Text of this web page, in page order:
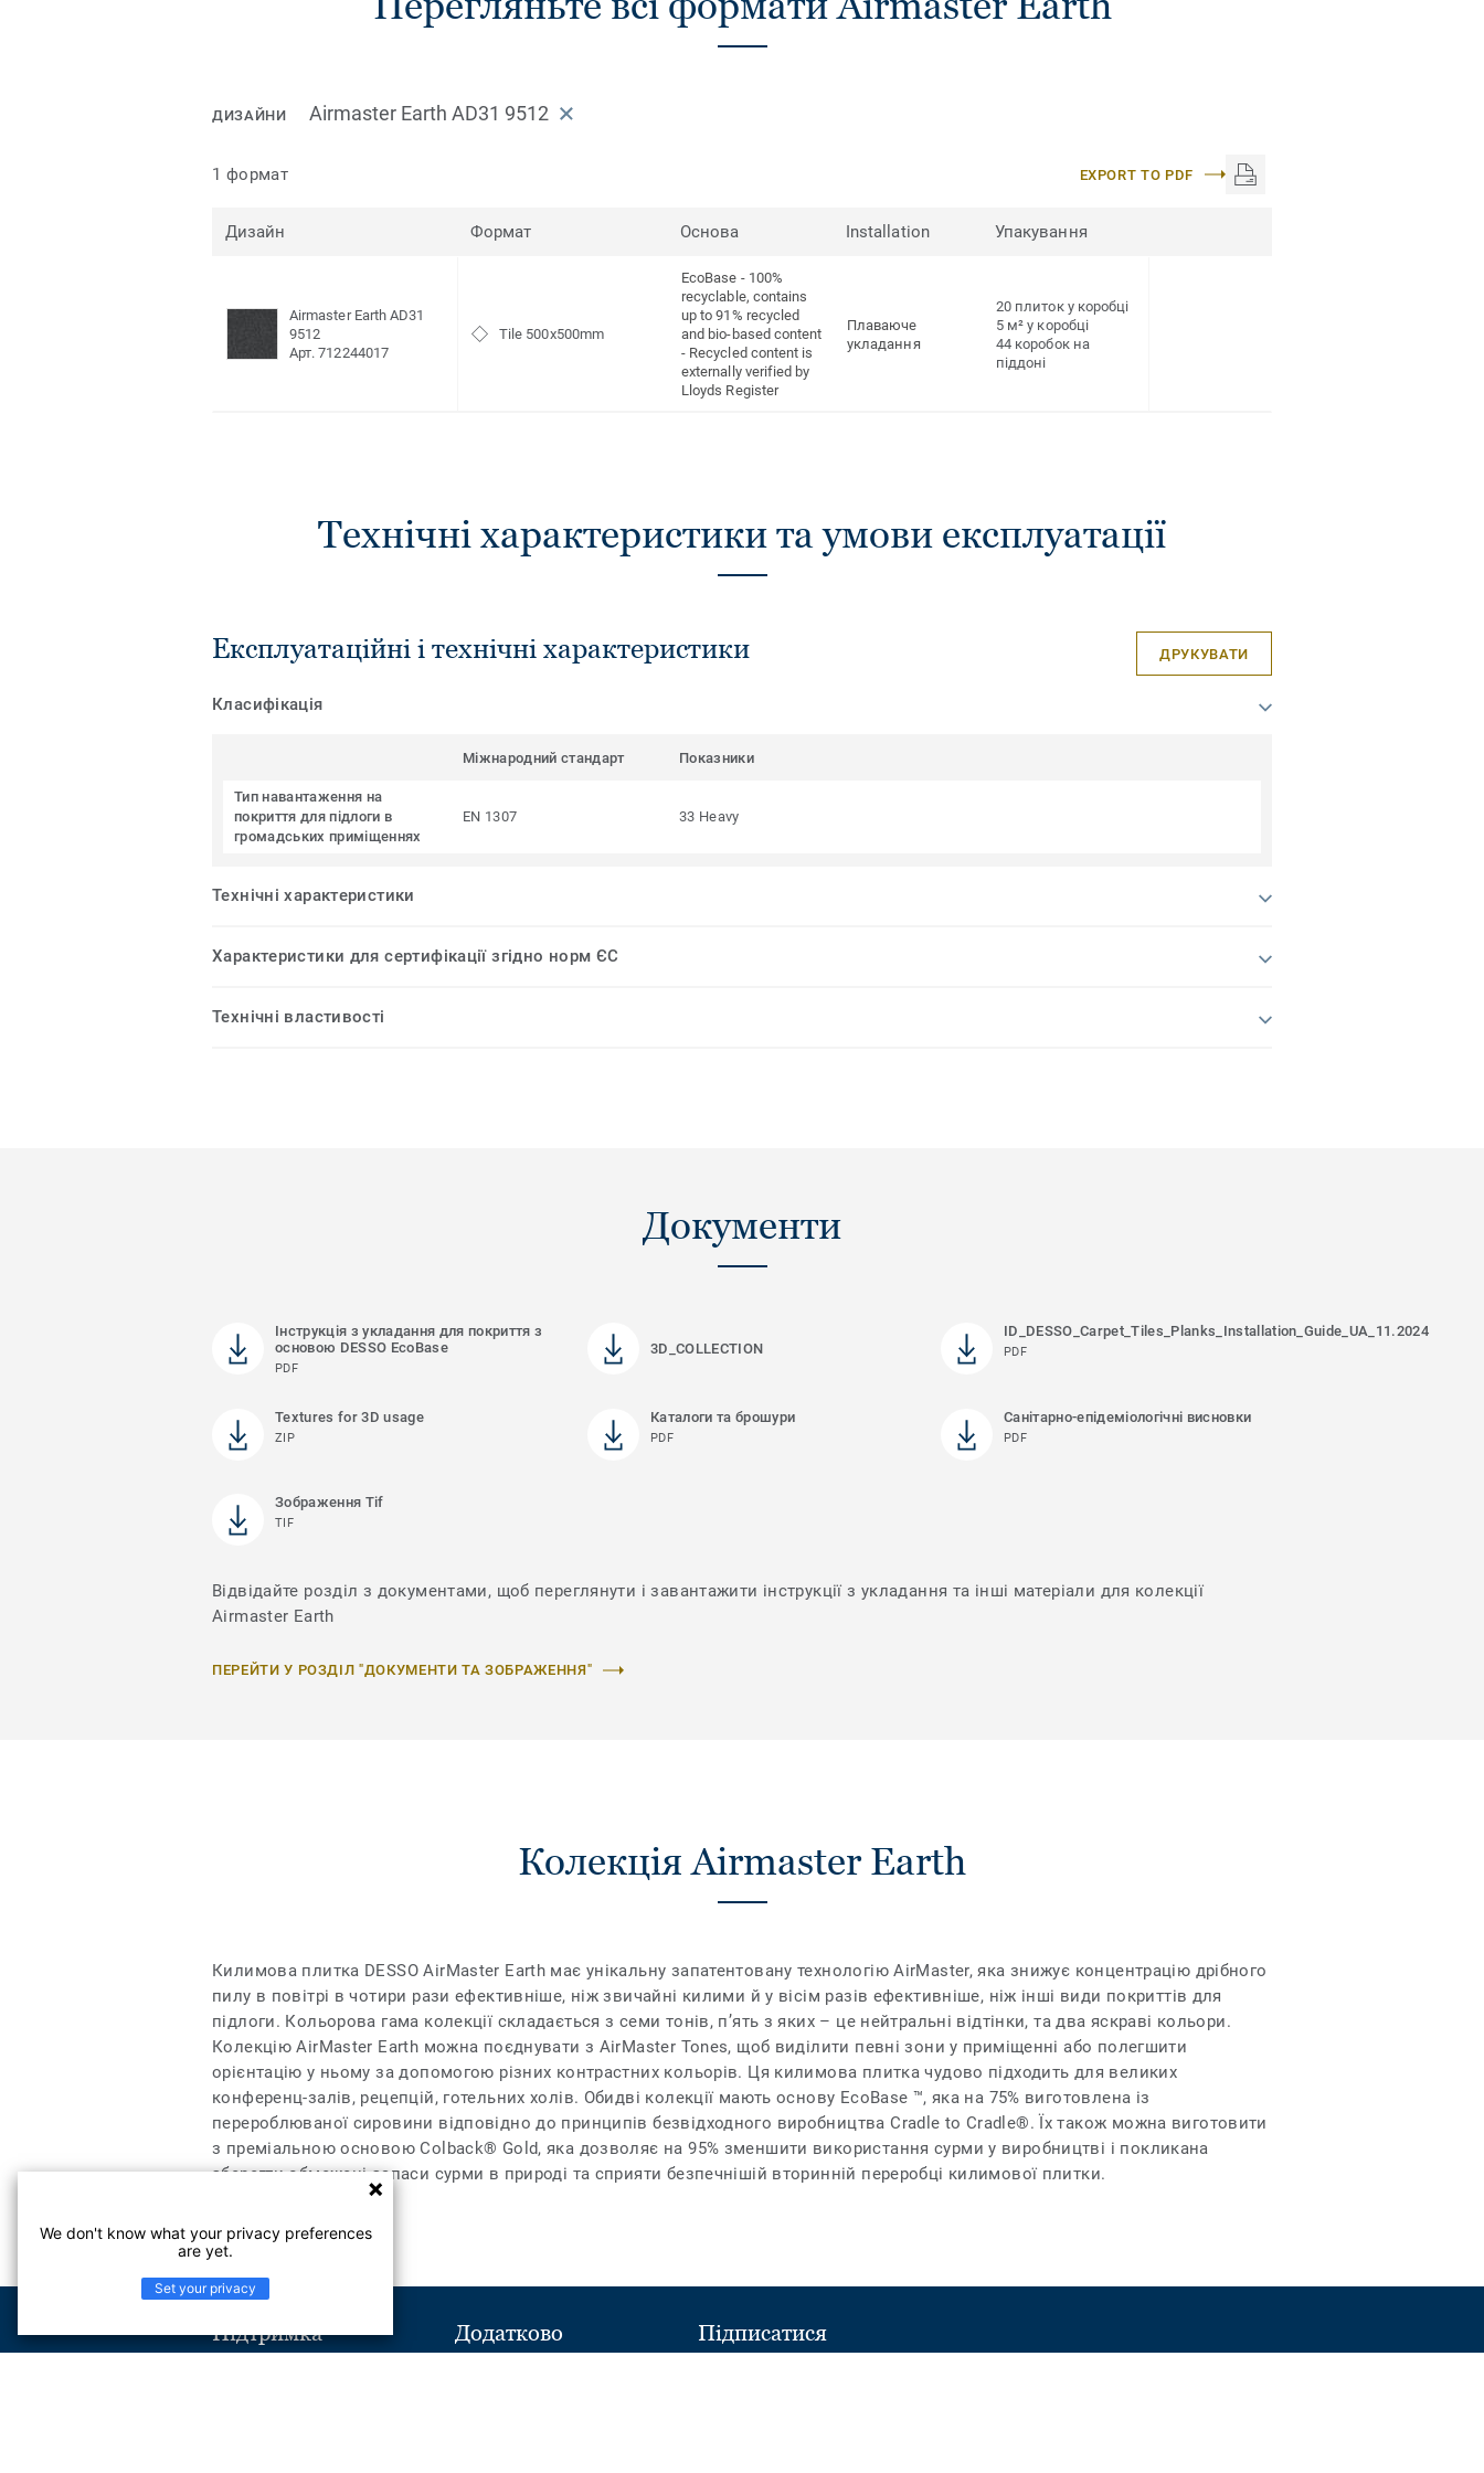
ДИЗАЙНИ Airmaster Earth AD31 9512
1 формат EXPORT TO PDF
Дизайн Формат Основа Installation Упакування
Airmaster Earth AD31
9512
Арт. 712244017
Tile 500x500mm
EcoBase - 100%
recyclable, contains
up to 91% recycled
and bio-based content
- Recycled content is
externally verified by
Lloyds Register
Плаваюче
укладання
20 плиток у коробці
5 м² у коробці
44 коробок на
піддоні
Технічні характеристики та умови експлуатації
Експлуатаційні і технічні характеристики ДРУКУВАТИ
Класифікація
Міжнародний стандарт Показники
Тип навантаження на
покриття для підлоги в
громадських приміщеннях
EN 1307 33 Heavy
Технічні характеристики
Характеристики для сертифікації згідно норм ЄС
Технічні властивості
Документи
Інструкція з укладання для покриття з
основою DESSO EcoBase
PDF
3D_COLLECTION
ID_DESSO_Carpet_Tiles_Planks_Installation_Guide_UA_11.2024
PDF
Textures for 3D usage
ZIP
Каталоги та брошури
PDF
Санітарно-епідеміологічні висновки
PDF
Зображення Tif
TIF
Відвідайте розділ з документами, щоб переглянути і завантажити інструкції з укладання та інші матеріали для колекції
Airmaster Earth
ПЕРЕЙТИ У РОЗДІЛ "ДОКУМЕНТИ ТА ЗОБРАЖЕННЯ"
Колекція Airmaster Earth
Килимова плитка DESSO AirMaster Earth має унікальну запатентовану технологію AirMaster, яка знижує концентрацію дрібного
пилу в повітрі в чотири рази ефективніше, ніж звичайні килими й у вісім разів ефективніше, ніж інші види покриттів для
підлоги. Кольорова гама колекції складається з семи тонів, п’ять з яких – це нейтральні відтінки, та два яскраві кольори.
Колекцію AirMaster Earth можна поєднувати з AirMaster Tones, щоб виділити певні зони у приміщенні або полегшити
орієнтацію у ньому за допомогою різних контрастних кольорів. Ця килимова плитка чудово підходить для великих
конференц-залів, рецепцій, готельних холів. Обидві колекції мають основу EcoBase ™, яка на 75% виготовлена із
перероблюваної сировини відповідно до принципів безвідходного виробництва Cradle to Cradle®. Їх також можна виготовити
з преміальною основою Colback® Gold, яка дозволяє на 95% зменшити використання сурми у виробництві і покликана
зберегти обмежені запаси сурми в природі та сприяти безпечнішій вторинній переробці килимової плитки.
Підтримка Додатково
Підписатися
We don't know what your privacy preferences
are yet.
Set your privacy